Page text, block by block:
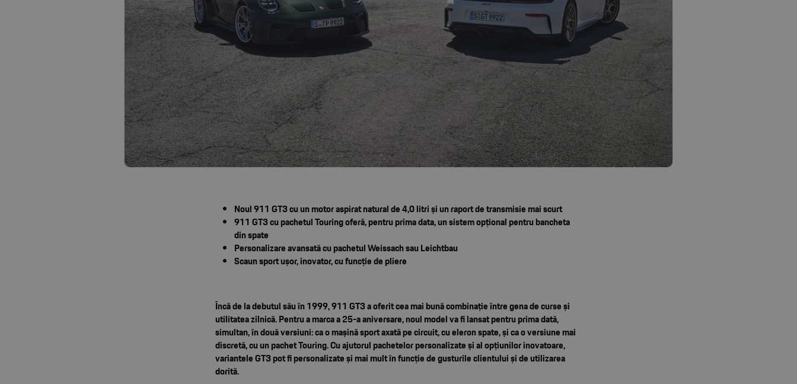
Noul 911 GT3 cu un motor aspirat natural de 4,0 litri și un raport de transmisie mai scurt
911 GT3 cu pachetul Touring oferă, pentru prima data, un sistem opțional pentru bancheta
din spate
Personalizare avansată cu pachetul Weissach sau Leichtbau
Scaun sport ușor, inovator, cu funcție de pliere
Încă de la debutul său în 1999, 911 GT3 a oferit cea mai bună combinație între gena de curse și
utilitatea zilnică. Pentru a marca a 25-a aniversare, noul model va fi lansat pentru prima dată,
simultan, în două versiuni: ca o mașină sport axată pe circuit, cu eleron spate, și ca o versiune mai
discretă, cu un pachet Touring. Cu ajutorul pachetelor personalizate și al opțiunilor inovatoare,
variantele GT3 pot fi personalizate și mai mult în funcție de gusturile clientului și de utilizarea
dorită.